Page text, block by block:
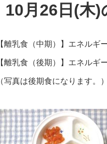
10月26日(木
【離乳食（中期）】エネル
【離乳食（後期）】エネル
（写真は後期食になります。）